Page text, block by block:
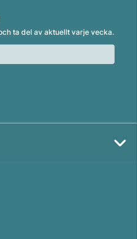
ta del av aktuellt varje vecka.